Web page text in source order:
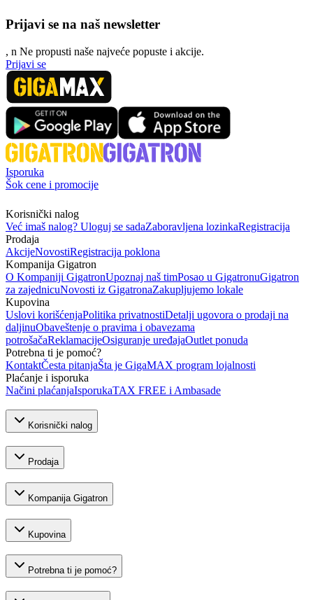
Prijavi se na naš newsletter
, n Ne propusti naše najveće popuste i akcije.
Prijavi se
Isporuka
Šok cene i promocije
Korisnički nalog
Već imaš nalog? Uloguj se sadaZaboravljena lozinkaRegistracija
Prodaja
AkcijeNovostiRegistracija poklona
Kompanija Gigatron
O Kompaniji GigatronUpoznaj naš timPosao u GigatronuGigatron
za zajednicuNovosti iz GigatronaZakupljujemo lokale
Kupovina
Uslovi korišćenjaPolitika privatnostiDetalji ugovora o prodaji na
daljinuObaveštenje o pravima i obavezama
potrošačaReklamacijeOsiguranje uređajaOutlet ponuda
Potrebna ti je pomoć?
KontaktČesta pitanjaŠta je GigaMAX program lojalnosti
Plaćanje i isporuka
Načini plaćanjaIsporukaTAX FREE i Ambasade
Korisnički nalog
Prodaja
Kompanija Gigatron
Kupovina
Potrebna ti je pomoć?